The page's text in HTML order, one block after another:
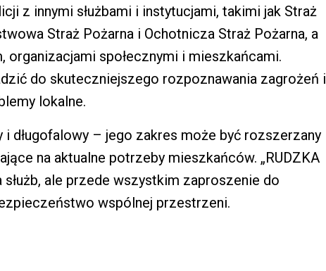
z innymi służbami i instytucjami, takimi jak Straż
Straż Pożarna i Ochotnicza Straż Pożarna, a
organizacjami społecznymi i mieszkańcami.
do skuteczniejszego rozpoznawania zagrożeń i
lokalne.
długofalowy – jego zakres może być rozszerzany
na aktualne potrzeby mieszkańców. „RUDZKA
służb, ale przede wszystkim zaproszenie do
wspólnej przestrzeni.